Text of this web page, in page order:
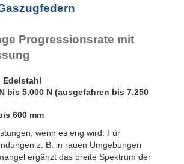
Progressionsrate mit
Edelstahl
bis 5.000 N (ausgefahren bis 7.250
600 mm
wenn es eng wird: Für
z. B. in rauen Umgebungen
ergänzt das breite Spektrum der